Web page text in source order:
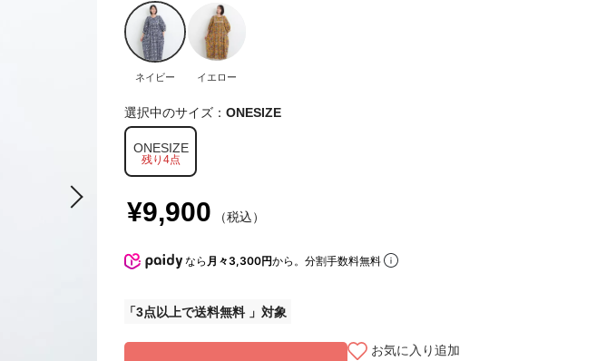
ネイビー イエロー
選択中のサイズ： ONESIZE
ONESIZE
残り4点
¥9,900 （税込）
なら 月々3,300円から。分割手数料無料
3点以上で送料無料
お気に入り追加